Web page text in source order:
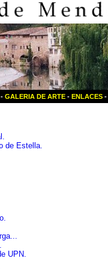
- GALERIA DE ARTE - ENLACES -
de Estella.
UPN.